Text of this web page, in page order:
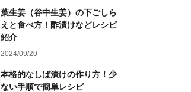
葉生姜（谷中生姜）の下ごしら
えと食べ方！酢漬けなどレシピ
紹介
2024/09/20
本格的なしば漬けの作り方！少
ない手順で簡単レシピ